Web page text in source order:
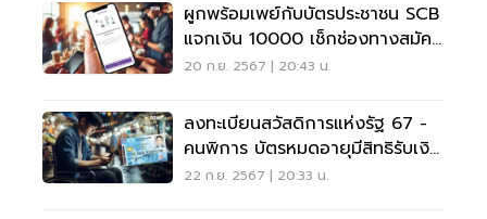
ผูกพร้อมเพย์กับบัตรประชาชน SCB
แจกเงิน 10000 เช็กช่องทางสมัคร
ดูเลย
20 ก.ย. 2567 | 20:43 น.
ลงทะเบียนสวัสดิการแห่งรัฐ 67 -
คนพิการ บัตรหมดอายุมีสิทธิรับเงิน
10000 ไหม
22 ก.ย. 2567 | 20:33 น.